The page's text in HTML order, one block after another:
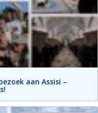
aan Assisi –